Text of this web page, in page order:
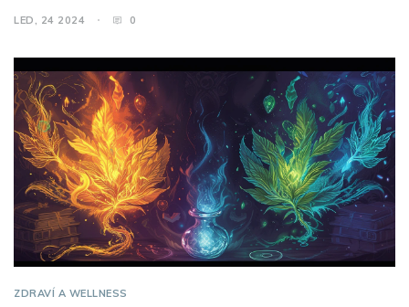
LED, 24 2024 0
ZDRAVÍ A WELLNESS